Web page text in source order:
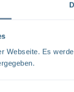
Webseite. Es